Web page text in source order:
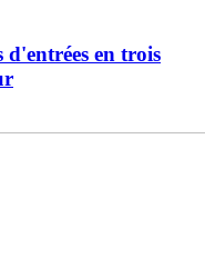
en trois